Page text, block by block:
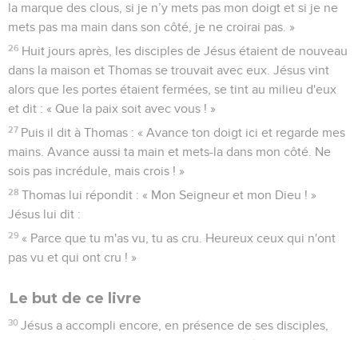
la marque des clous, si je n’y mets pas mon doigt et si je ne
mets pas ma main dans son côté, je ne croirai pas. »
26 Huit jours après, les disciples de Jésus étaient de nouveau
dans la maison et Thomas se trouvait avec eux. Jésus vint
alors que les portes étaient fermées, se tint au milieu d'eux
et dit : « Que la paix soit avec vous ! »
27 Puis il dit à Thomas : « Avance ton doigt ici et regarde mes
mains. Avance aussi ta main et mets-la dans mon côté. Ne
sois pas incrédule, mais crois ! »
28 Thomas lui répondit : « Mon Seigneur et mon Dieu ! »
Jésus lui dit :
29 « Parce que tu m'as vu, tu as cru. Heureux ceux qui n'ont
pas vu et qui ont cru ! »
Le but de ce livre
30 Jésus a accompli encore, en présence de ses disciples,